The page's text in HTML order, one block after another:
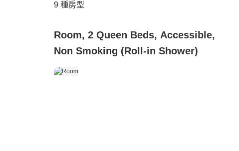
9 種房型
Room, 2 Queen Beds, Accessible,
Non Smoking (Roll-in Shower)